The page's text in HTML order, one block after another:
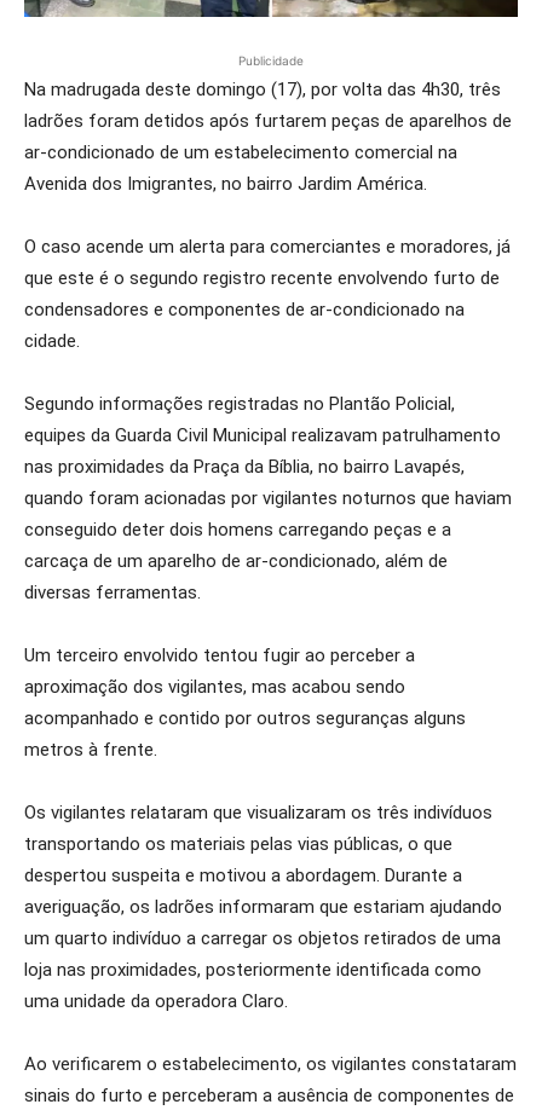
Publicidade
Na madrugada deste domingo (17), por volta das 4h30, três
ladrões foram detidos após furtarem peças de aparelhos de
ar-condicionado de um estabelecimento comercial na
Avenida dos Imigrantes, no bairro Jardim América.
O caso acende um alerta para comerciantes e moradores, já
que este é o segundo registro recente envolvendo furto de
condensadores e componentes de ar-condicionado na
cidade.
Segundo informações registradas no Plantão Policial,
equipes da Guarda Civil Municipal realizavam patrulhamento
nas proximidades da Praça da Bíblia, no bairro Lavapés,
quando foram acionadas por vigilantes noturnos que haviam
conseguido deter dois homens carregando peças e a
carcaça de um aparelho de ar-condicionado, além de
diversas ferramentas.
Um terceiro envolvido tentou fugir ao perceber a
aproximação dos vigilantes, mas acabou sendo
acompanhado e contido por outros seguranças alguns
metros à frente.
Os vigilantes relataram que visualizaram os três indivíduos
transportando os materiais pelas vias públicas, o que
despertou suspeita e motivou a abordagem. Durante a
averiguação, os ladrões informaram que estariam ajudando
um quarto indivíduo a carregar os objetos retirados de uma
loja nas proximidades, posteriormente identificada como
uma unidade da operadora Claro.
Ao verificarem o estabelecimento, os vigilantes constataram
sinais do furto e perceberam a ausência de componentes de